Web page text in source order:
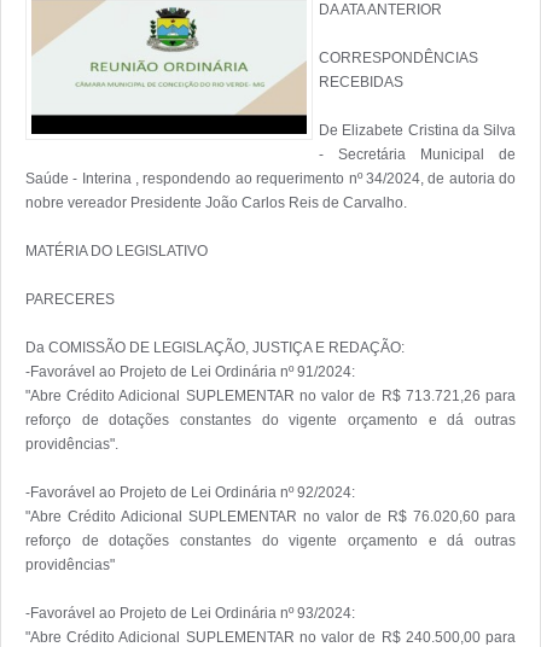
DA ATA ANTERIOR
CORRESPONDÊNCIAS
RECEBIDAS
De Elizabete Cristina da Silva
- Secretária Municipal de
Saúde - Interina , respondendo ao requerimento nº 34/2024, de autoria do
nobre vereador Presidente João Carlos Reis de Carvalho.
MATÉRIA DO LEGISLATIVO
PARECERES
Da COMISSÃO DE LEGISLAÇÃO, JUSTIÇA E REDAÇÃO:
-Favorável ao Projeto de Lei Ordinária nº 91/2024:
"Abre Crédito Adicional SUPLEMENTAR no valor de R$ 713.721,26 para
reforço de dotações constantes do vigente orçamento e dá outras
providências".
-Favorável ao Projeto de Lei Ordinária nº 92/2024:
"Abre Crédito Adicional SUPLEMENTAR no valor de R$ 76.020,60 para
reforço de dotações constantes do vigente orçamento e dá outras
providências"
-Favorável ao Projeto de Lei Ordinária nº 93/2024:
"Abre Crédito Adicional SUPLEMENTAR no valor de R$ 240.500,00 para